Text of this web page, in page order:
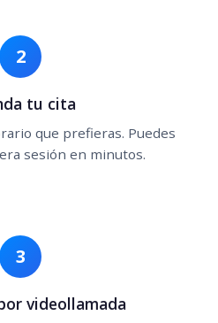
2
tu cita
que prefieras. Puedes
sesión en minutos.
3
videollamada